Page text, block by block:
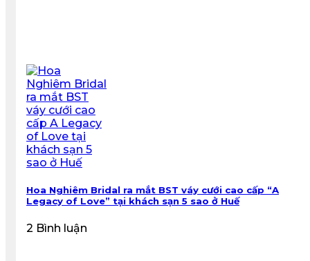
Hoa Nghiêm Bridal ra mắt BST váy cưới cao cấp “A
Legacy of Love” tại khách sạn 5 sao ở Huế
2 Bình luận